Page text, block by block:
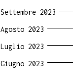
Settembre 2023
Agosto 2023
Luglio 2023
Giugno 2023